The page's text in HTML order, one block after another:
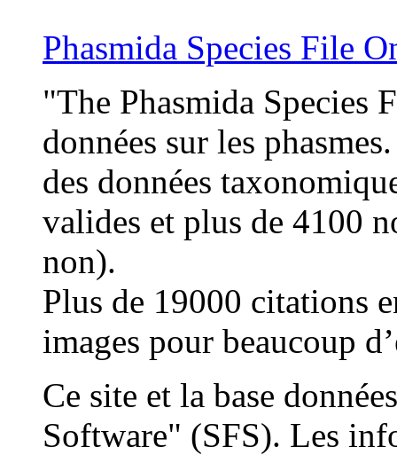
Phasmida Species File
"The Phasmida Species
données sur les
des données
valides et plus de 4100
non).
Plus de 19000 citations
images pour beaucoup
Ce site et la base
Software" (SFS). Les